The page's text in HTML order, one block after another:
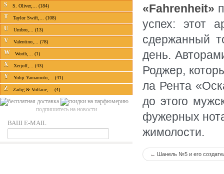
S S. Oliver,... (184)
T Taylor Swift,... (108)
U Umbro,... (13)
V Valentino,... (78)
W Worth,... (1)
X Xerjoff,... (43)
Y Yohji Yamamoto,... (41)
Z Zadig & Voltaire,... (4)
подпишитесь на новости
ВАШ E-MAIL
«Fahrenheit»
успех: этот
сдержанный
день.
Роджер,
ла Рента
до этого
фужерных
жимолости.
← Шанель №5 и его